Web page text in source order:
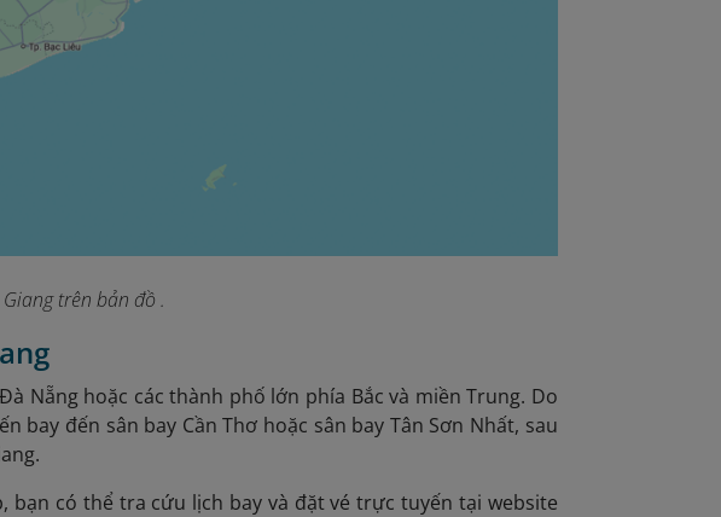
trên bản đồ .
Nẵng hoặc các thành phố lớn phía Bắc và miền Trung. Do
bay đến sân bay Cần Thơ hoặc sân bay Tân Sơn Nhất, sau
bạn có thể tra cứu lịch bay và đặt vé trực tuyến tại website